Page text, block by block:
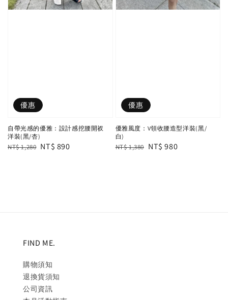
優惠
自帶光感的優雅：設計感挖腰開衩
洋裝(黑/杏)
Regular
NT$ 1,280 Sale
NT$ 890
優惠
優雅風度：V領收腰造型洋裝(黑/
白)
Regular
NT$ 1,380 Sale
NT$ 980
FIND ME.
購物須知
退換貨須知
公司資訊